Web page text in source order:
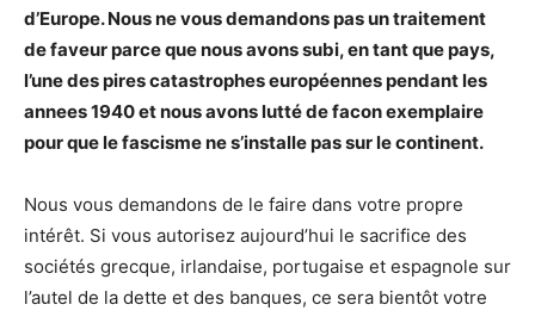
d’Europe. Nous ne vous demandons pas un traitement
de faveur parce que nous avons subi, en tant que pays,
l’une des pires catastrophes européennes pendant les
annees 1940 et nous avons lutté de facon exemplaire
pour que le fascisme ne s’installe pas sur le continent.
Nous vous demandons de le faire dans votre propre
intérêt. Si vous autorisez aujourd’hui le sacrifice des
sociétés grecque, irlandaise, portugaise et espagnole sur
l’autel de la dette et des banques, ce sera bientôt votre